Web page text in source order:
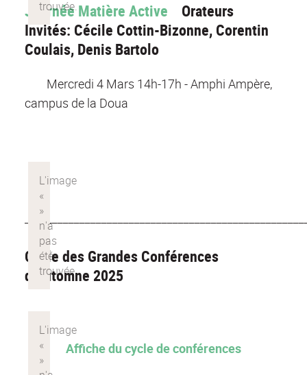
Journée Matière Active Orateurs
Invités: Cécile Cottin-Bizonne, Corentin
Coulais, Denis Bartolo
Mercredi 4 Mars 14h-17h - Amphi Ampère,
campus de la Doua
Cycle des Grandes Conférences
d'Automne 2025
Affiche du cycle de conférences